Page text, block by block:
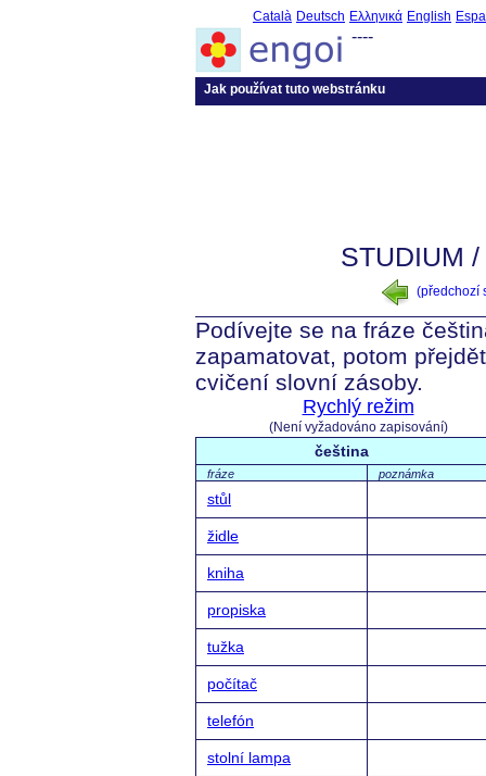
Català Deutsch Ελληνικά English
----
Jak používat tuto webstránku
STUDIUM
(předchozí
Podívejte se na fráze
zapamatovat, potom
cvičení slovní zásoby.
Rychlý režim
(Není vyžadováno zapisování)
čeština
fráze poznámka
stůl
židle
kniha
propiska
tužka
počítač
telefón
stolní lampa